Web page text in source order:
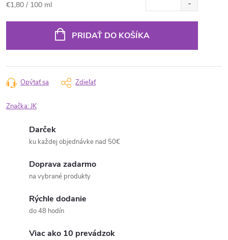
Jednotková
€1,80 / 100 ml
PRIDAŤ DO KOŠÍKA
Opýtať sa Zdieľať
Značka:JK
Darček
ku každej objednávke nad 50€
Doprava zadarmo
na vybrané produkty
Rýchle dodanie
do 48 hodín
Viac ako 10 prevádzok